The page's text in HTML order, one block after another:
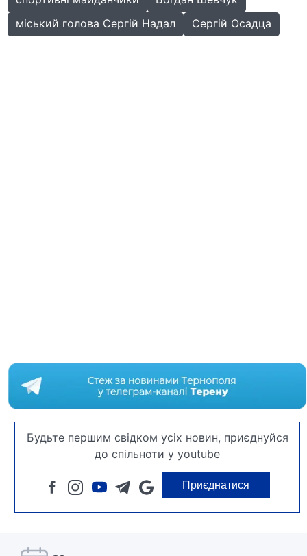
міський голова Сергій Надал
Сергій Осадца
Будьте першим свідком усіх новин, приєднуйся
до спільноти у youtube
Приєднатися